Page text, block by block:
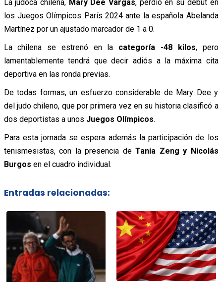
La judoca chilena, Mary Dee Vargas, perdió en su debut en
los Juegos Olímpicos París 2024 ante la española Abelanda
Martínez por un ajustado marcador de 1 a 0.
La chilena se estrenó en la categoría -48 kilos, pero
lamentablemente tendrá que decir adiós a la máxima cita
deportiva en las ronda previas.
De todas formas, un esfuerzo considerable de Mary Dee y
del judo chileno, que por primera vez en su historia clasificó a
dos deportistas a unos Juegos Olímpicos.
Para esta jornada se espera además la participación de los
tenismesistas, con la presencia de Tania Zeng y Nicolás
Burgos en el cuadro individual.
Entradas relacionadas: